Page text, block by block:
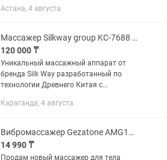
Астана, 4 августа
Массажер Silkway group KC-7688 ручной, ультразвуковой,вибрационный
120 000 ₸
Уникальный массажный аппарат от
бренда Silk Way разработанный по
технологии Древнего Китая с
технологий. Выполняет функцию по
шишки,холки,пигментные...
Караганда, 4 августа
Вибромассажер Gezatone AMG127 NEO беспроводной, ручной для тела
14 990 ₸
Продам новый массажер для тела